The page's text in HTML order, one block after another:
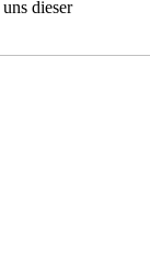
dieser